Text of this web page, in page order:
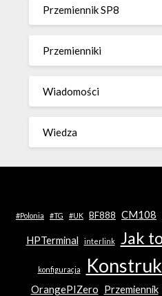
Przemiennik SP8
Przemienniki
Wiadomości
Wiedza
#Polonia #TG #UK BF888 CM108
HPTerminal interlink Jak
konfiguracja
OrangePIZero Przemiennik